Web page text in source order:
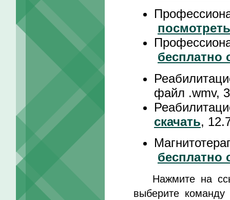
посмотреть
бесплатно
файл .wmv,
скачать,
бесплатно
Нажмите на
выберите